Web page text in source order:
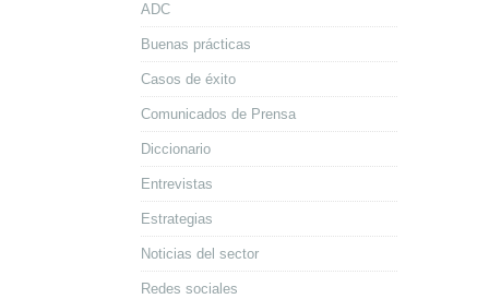
ADC
Buenas prácticas
Casos de éxito
Comunicados de Prensa
Diccionario
Entrevistas
Estrategias
Noticias del sector
Redes sociales